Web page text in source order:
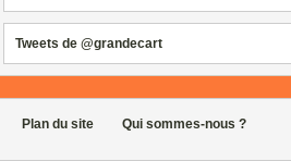
Tweets de @grandecart
Plan du site Qui sommes-nous ?